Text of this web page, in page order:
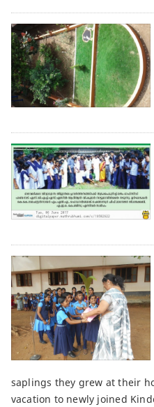
saplings they grew at their
vacation to newly joined